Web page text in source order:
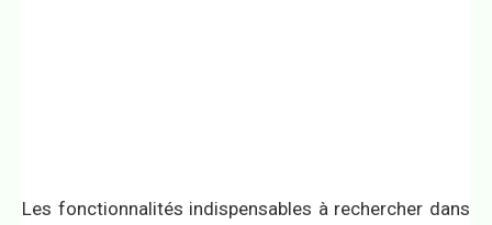
Les fonctionnalités indispensables à rechercher dans